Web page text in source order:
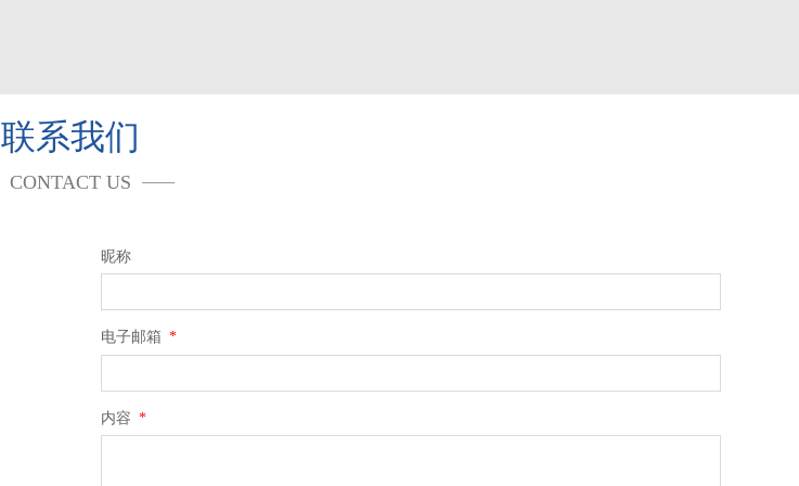
联系我们
CONTACT US
昵称
电子邮箱 *
内容 *